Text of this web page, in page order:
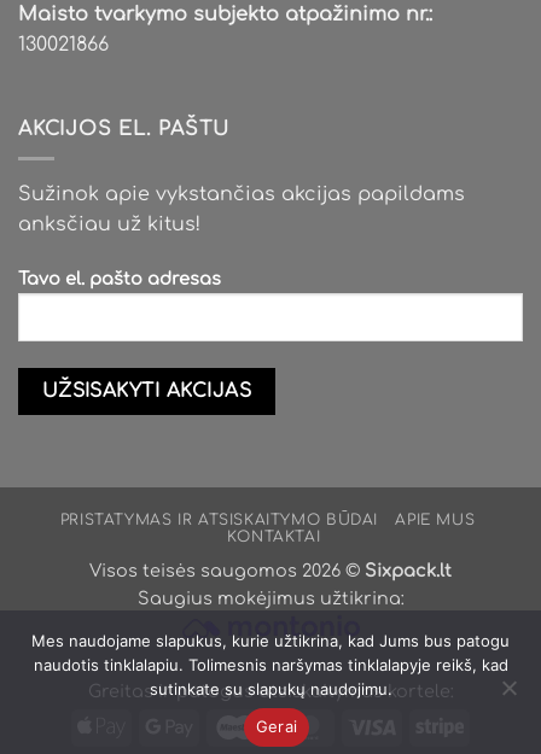
Maisto tvarkymo subjekto atpažinimo nr.:
130021866
AKCIJOS EL. PAŠTU
Sužinok apie vykstančias akcijas papildams
anksčiau už kitus!
Tavo el. pašto adresas
PRISTATYMAS IR ATSISKAITYMO BŪDAI
APIE MUS
KONTAKTAI
Visos teisės saugomos 2026 © Sixpack.lt
Saugius mokėjimus užtikrina:
Greitas ir patogus atsiskaitymas kortele:
Google
Maestro
Mes naudojame slapukus, kurie užtikrina, kad Jums bus patogu
naudotis tinklalapiu. Tolimesnis naršymas tinklalapyje reikš, kad
sutinkate su slapukų naudojimu.
Gerai